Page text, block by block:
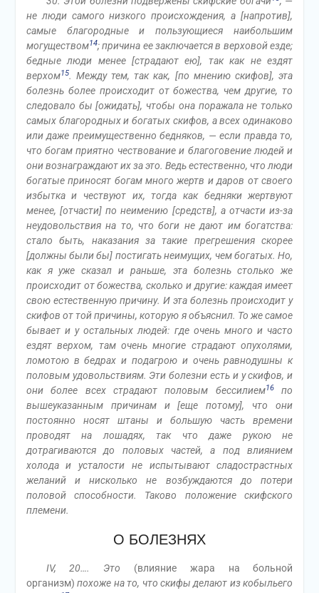
не люди самого низкого происхождения, а [напротив],
самые благородные и пользующиеся наибольшим
могуществом14; причина ее заключается в верховой езде;
бедные люди менее [страдают ею], так как не ездят
верхом15. Между тем, так как, [по мнению скифов], эта
болезнь более происходит от божества, чем другие, то
следовало бы [ожидать], чтобы она поражала не только
самых благородных и богатых скифов, а всех одинаково
или даже преимущественно бедняков, — если правда то,
что богам приятно чествование и благоговение людей и
они вознаграждают их за это. Ведь естественно, что люди
богатые приносят богам много жертв и даров от своего
избытка и чествуют их, тогда как бедняки жертвуют
менее, [отчасти] по неимению [средств], а отчасти из-за
неудовольствия на то, что боги не дают им богатства:
стало быть, наказания за такие прегрешения скорее
[должны были бы] постигать неимущих, чем богатых. Но,
как я уже сказал и раньше, эта болезнь столько же
происходит от божества, сколько и другие: каждая имеет
свою естественную причину. И эта болезнь происходит у
скифов от той причины, которую я объяснил. То же самое
бывает и у остальных людей: где очень много и часто
ездят верхом, там очень многие страдают опухолями,
ломотою в бедрах и подагрою и очень равнодушны к
половым удовольствиям. Эти болезни есть и у скифов, и
они более всех страдают половым бессилием16по
вышеуказанным причинам и [еще потому], что они
постоянно носят штаны и большую часть времени
проводят на лошадях, так что даже рукою не
дотрагиваются до половых частей, а под влиянием
холода и усталости не испытывают сладострастных
желаний и нисколько не возбуждаются до потери
половой способности. Таково положение скифского
племени.
О БОЛЕЗНЯХ
IV, 20…. Это (влияние жара на больной
организм)похоже на то, что скифы делают из кобыльего